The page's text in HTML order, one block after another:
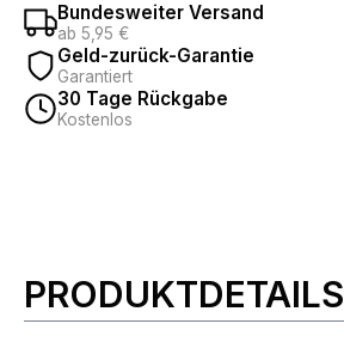
Bundesweiter Versand
ab 5,95 €
Geld-zurück-Garantie
Garantiert
30 Tage Rückgabe
Kostenlos
Produktinformationen
PRODUKTDETAILS